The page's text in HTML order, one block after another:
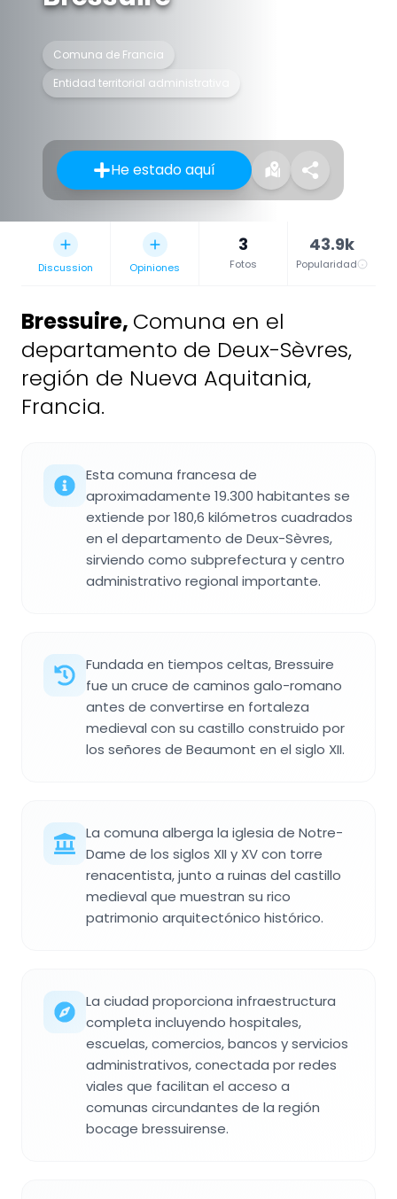
Comuna de Francia
Entidad territorial administrativa
He estado aquí
Discussion Opiniones
3
Fotos
43.9k
Popularidad
Bressuire, Comuna en el
departamento de Deux-Sèvres,
región de Nueva Aquitania,
Francia.
Esta comuna francesa de
aproximadamente 19.300 habitantes se
extiende por 180,6 kilómetros cuadrados
en el departamento de Deux-Sèvres,
sirviendo como subprefectura y centro
administrativo regional importante.
Fundada en tiempos celtas, Bressuire
fue un cruce de caminos galo-romano
antes de convertirse en fortaleza
medieval con su castillo construido por
los señores de Beaumont en el siglo XII.
La comuna alberga la iglesia de Notre-
Dame de los siglos XII y XV con torre
renacentista, junto a ruinas del castillo
medieval que muestran su rico
patrimonio arquitectónico histórico.
La ciudad proporciona infraestructura
completa incluyendo hospitales,
escuelas, comercios, bancos y servicios
administrativos, conectada por redes
viales que facilitan el acceso a
comunas circundantes de la región
bocage bressuirense.